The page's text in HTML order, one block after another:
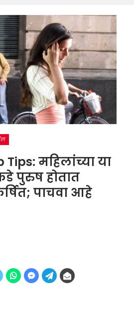
महिलांच्या या
पुरुष होतात
पाचवा आहे